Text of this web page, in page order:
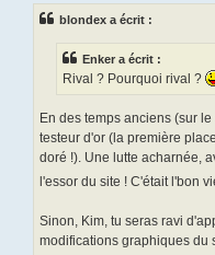
blondex a écrit :
Enker a écrit :
Rival ? Pourquoi rival ?
En des temps anciens (sur
testeur d'or (la première
doré !). Une lutte acharnée,
l'essor du site ! C'était l'bon
Sinon, Kim, tu seras ravi
modifications graphiques du